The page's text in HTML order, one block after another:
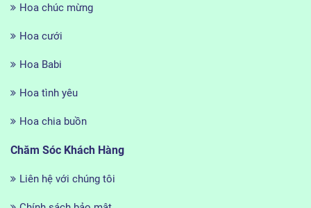
Hoa chúc mừng
Hoa cưới
Hoa Babi
Hoa tình yêu
Hoa chia buồn
Chăm Sóc Khách Hàng
Liên hệ với chúng tôi